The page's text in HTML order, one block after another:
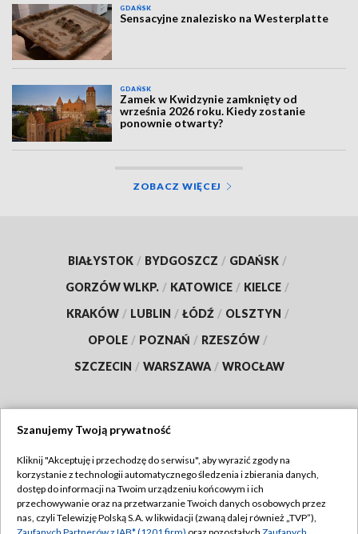
GDAŃSK
Sensacyjne znalezisko na Westerplatte
GDAŃSK
Zamek w Kwidzynie zamknięty od
września 2026 roku. Kiedy zostanie
ponownie otwarty?
ZOBACZ WIĘCEJ
BIAŁYSTOK / BYDGOSZCZ / GDAŃSK /
GORZÓW WLKP. / KATOWICE / KIELCE /
KRAKÓW / LUBLIN / ŁÓDŹ / OLSZTYN /
OPOLE / POZNAŃ / RZESZÓW /
SZCZECIN / WARSZAWA / WROCŁAW
TVP
Abonament TVP
Emisja w TVP
Regulamin TVP
Szanujemy Twoją prywatność
Kliknij "Akceptuję i przechodzę do serwisu", aby wyrazić zgody na
korzystanie z technologii automatycznego śledzenia i zbierania danych,
dostęp do informacji na Twoim urządzeniu końcowym i ich
przechowywanie oraz na przetwarzanie Twoich danych osobowych przez
nas, czyli Telewizję Polską S.A. w likwidacji (zwaną dalej również „TVP”),